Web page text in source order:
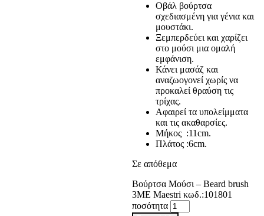
Οβάλ βούρτσα
σχεδιασμένη για γένια και
μουστάκι.
Ξεμπερδεύει και χαρίζει
στο μούσι μια ομαλή
εμφάνιση.
Κάνει μασάζ και
αναζωογονεί χωρίς να
προκαλεί θραύση τις
τρίχας.
Αφαιρεί τα υπολείμματα
και τις ακαθαρσίες.
Μήκος :11cm.
Πλάτος :6cm.
Σε απόθεμα
Βούρτσα Μούσι – Beard brush
3ME Maestri κωδ.:101801
ποσότητα